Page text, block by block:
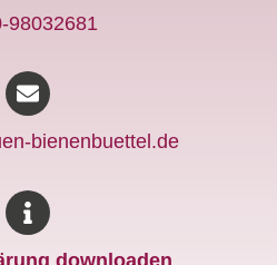
98032681
bienenbuettel.de
downloaden